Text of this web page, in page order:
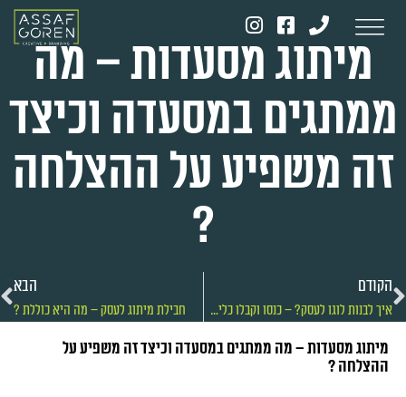
מיתוג מסעדות – מה
ממתגים במסעדה וכיצד
זה משפיע על ההצלחה
?
הקודם
איך לבנות לוגו לעסק? – כנסו וקבלו כלים יעילים ואפקטיבים !
הבא
חבילת מיתוג לעסק – מה היא כוללת ?
מיתוג מסעדות – מה ממתגים במסעדה וכיצד זה משפיע על
ההצלחה ?